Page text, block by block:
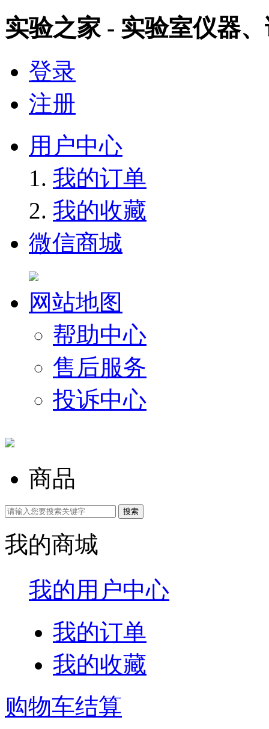
实验之家 - 实验室仪器
登录
注册
用户中心
我的订单
我的收藏
微信商城
网站地图
帮助中心
售后服务
投诉中心
商品
我的商城
我的用户中心
我的订单
我的收藏
购物车结算